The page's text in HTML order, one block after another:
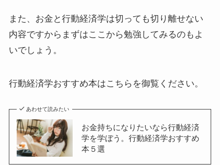
また、お金と行動経済学は切っても切り離せない
内容ですからまずはここから勉強してみるのもよ
いでしょう。
行動経済学おすすめ本はこちらを御覧ください。
あわせて読みたい
お金持ちになりたいなら行動経済
学を学ぼう。行動経済学おすすめ
本５選